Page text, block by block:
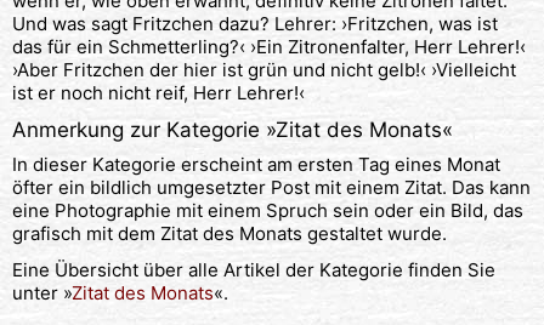
Und was sagt Fritzchen dazu? Lehrer: ›Fritzchen, was ist
das für ein Schmetterling?‹ ›Ein Zitronenfalter, Herr Lehrer!‹
›Aber Fritzchen der hier ist grün und nicht gelb!‹ ›Vielleicht
ist er noch nicht reif, Herr Lehrer!‹
Anmerkung zur Kategorie »Zitat des Monats«
In dieser Kategorie erscheint am ersten Tag eines Monat
öfter ein bildlich umgesetzter Post mit einem Zitat. Das kann
eine Photographie mit einem Spruch sein oder ein Bild, das
grafisch mit dem Zitat des Monats gestaltet wurde.
Eine Übersicht über alle Artikel der Kategorie finden Sie
unter »Zitat des Monats«.